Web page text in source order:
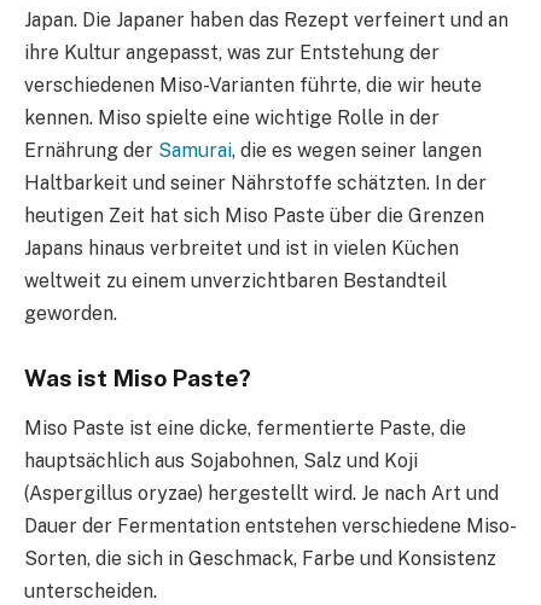
Japan. Die Japaner haben das Rezept verfeinert und an
ihre Kultur angepasst, was zur Entstehung der
verschiedenen Miso-Varianten führte, die wir heute
kennen. Miso spielte eine wichtige Rolle in der
Ernährung der Samurai, die es wegen seiner langen
Haltbarkeit und seiner Nährstoffe schätzten. In der
heutigen Zeit hat sich Miso Paste über die Grenzen
Japans hinaus verbreitet und ist in vielen Küchen
weltweit zu einem unverzichtbaren Bestandteil
geworden.
Was ist Miso Paste?
Miso Paste ist eine dicke, fermentierte Paste, die
hauptsächlich aus Sojabohnen, Salz und Koji
(Aspergillus oryzae) hergestellt wird. Je nach Art und
Dauer der Fermentation entstehen verschiedene Miso-
Sorten, die sich in Geschmack, Farbe und Konsistenz
unterscheiden.